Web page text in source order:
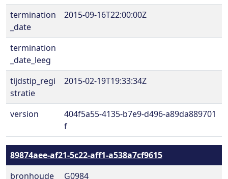
termination
_date
2015-09-16T22:00:00Z
termination
_date_leeg
tijdstip_regi
stratie
2015-02-19T19:33:34Z
version
404f5a55-4135-b7e9-d496-a89da889701
f
89874aee-af21-5c22-aff1-a538a7cf9615
bronhoude
G0984